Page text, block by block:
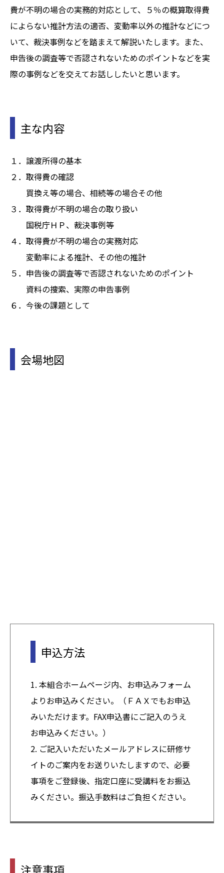
費が不明の場合の実務的対応として、５％の概算取得費
によらない推計方法の適否、変動率以外の推計などにつ
いて、裁決事例などを踏まえて解説いたします。また、
申告後の調査等で否認されないためのポイントなどを実
際の事例などを交えてお話ししたいと思います。
主な内容
１．譲渡所得の基本
２．取得費の確認
買換え等の場合、相続等の場合その他
３．取得費が不明の場合の取り扱い
国税庁ＨＰ、裁決事例等
４．取得費が不明の場合の実務対応
変動率による推計、その他の推計
５．申告後の調査等で否認されないためのポイント
資料の捜索、実際の申告事例
６．今後の課題として
会場地図
申込方法
1. 本組合ホームページ内、お申込みフォーム
よりお申込みください。（ＦＡＸでもお申込
みいただけます。FAX申込書にご記入のうえ
お申込みください。）
2. ご記入いただいたメールアドレスに研修サ
イトのご案内をお送りいたしますので、必要
事項をご登録後、指定口座に受講料をお振込
みください。振込手数料はご負担ください。
注意事項